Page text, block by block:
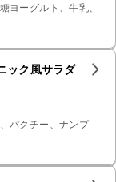
ヨーグルト、牛乳、
ック風サラダ
パクチー、ナンプ